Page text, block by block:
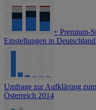
+ Premium-
Einstellungen in
Umfrage zur Aufklärung
Österreich 2014